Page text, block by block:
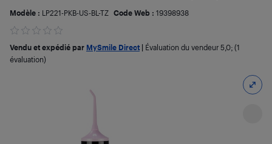
Modèle : LP221-PKB-US-BL-TZ Code Web : 19398938
Vendu et expédié par MySmile Direct Évaluation du vendeur 5,0; (1
évaluation)